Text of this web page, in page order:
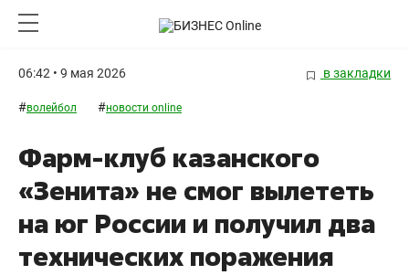
06:42 • 9 мая 2026 в закладки
#волейбол #новости online
Фарм-клуб казанского
«Зенита» не смог вылететь
на юг России и получил два
технических поражения